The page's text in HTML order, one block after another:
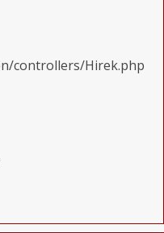
controllers/Hirek.php